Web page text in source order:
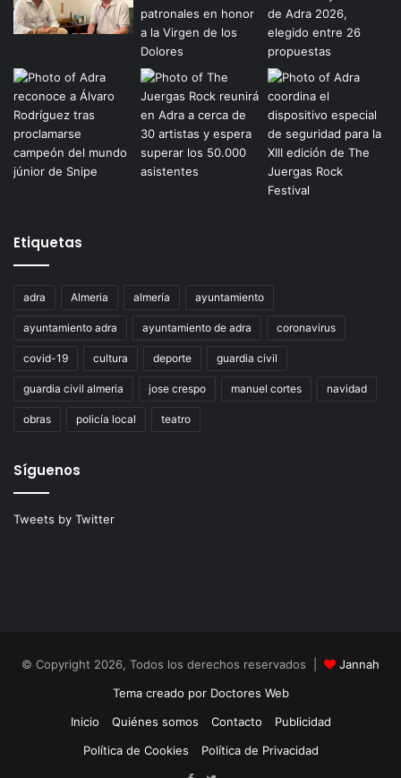
Etiquetas
adra Almeria almería ayuntamiento
ayuntamiento adra ayuntamiento de adra coronavirus
covid-19 cultura deporte guardia civil
guardia civil almeria jose crespo manuel cortes navidad
obras policía local teatro
Síguenos
Tweets by Twitter
© Copyright 2026, Todos los derechos reservados |
Jannah
Tema creado por Doctores Web
Inicio
Quiénes somos Contacto
Publicidad
Política de Cookies
Política de Privacidad